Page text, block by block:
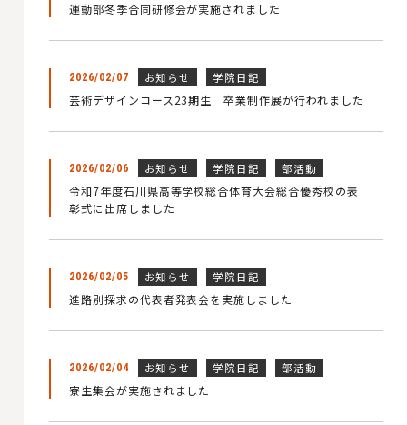
運動部冬季合同研修会が実施されました
2026/02/07 お知らせ 学院日記
芸術デザインコース23期生 卒業制作展が行われました
2026/02/06 お知らせ 学院日記 部活動
令和7年度石川県高等学校総合体育大会総合優秀校の表
彰式に出席しました
2026/02/05 お知らせ 学院日記
進路別探求の代表者発表会を実施しました
2026/02/04 お知らせ 学院日記 部活動
寮生集会が実施されました